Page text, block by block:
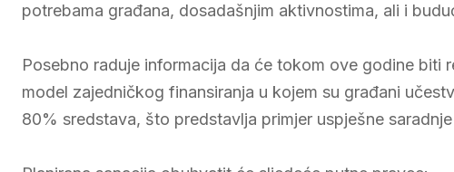
potrebama građana, dosadašnjim aktivnostima, ali i
Posebno raduje informacija da će tokom ove godine biti
model zajedničkog finansiranja u kojem su građani
80% sredstava, što predstavlja primjer uspješne